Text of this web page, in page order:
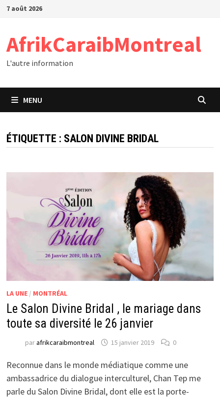
Passer
7 août 2026
AfrikCaraibMontreal
L'autre information
MENU
ÉTIQUETTE : SALON DIVINE BRIDAL
LA UNE/ MONTRÉAL
Le Salon Divine Bridal , le mariage dans
toute sa diversité le 26 janvier
parafrikcaraibmontreal 15 janvier 2019 0
Reconnue dans le monde médiatique comme une
ambassadrice du dialogue interculturel, Chan Tep me
parle du Salon Divine Bridal, dont elle est la porte-